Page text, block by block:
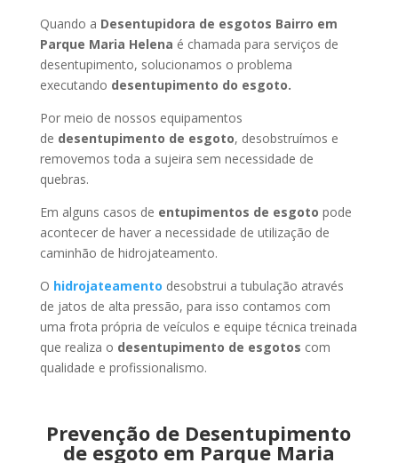
Quando a Desentupidora de esgotos Bairro em
Parque Maria Helena é chamada para serviços de
desentupimento, solucionamos o problema
executando desentupimento do esgoto.
Por meio de nossos equipamentos
de desentupimento de esgoto, desobstruímos e
removemos toda a sujeira sem necessidade de
quebras.
Em alguns casos de entupimentos de esgoto pode
acontecer de haver a necessidade de utilização de
caminhão de hidrojateamento.
O hidrojateamento desobstrui a tubulação através
de jatos de alta pressão, para isso contamos com
uma frota própria de veículos e equipe técnica treinada
que realiza o desentupimento de esgotos com
qualidade e profissionalismo.
Prevenção de Desentupimento
de esgoto em Parque Maria